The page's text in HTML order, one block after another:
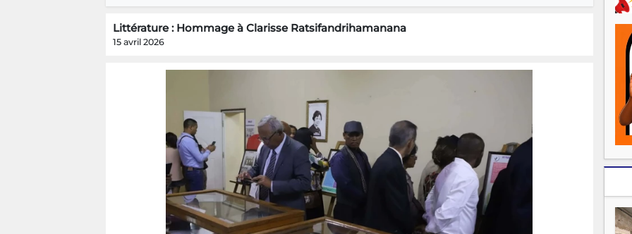
Littérature : Hommage à Clarisse Ratsifandrihamanana
15 avril 2026